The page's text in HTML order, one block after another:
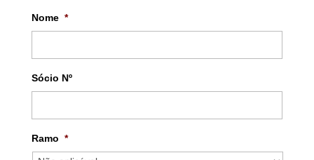
Nome *
Sócio Nº
Ramo *